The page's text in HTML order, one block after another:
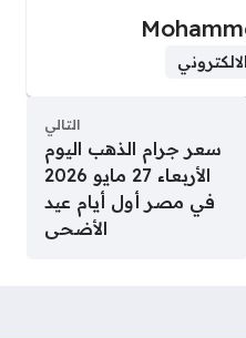
التالي
سعر جرام الذهب اليوم
الأربعاء 27 مايو 2026
في مصر أول أيام عيد
الأضحى